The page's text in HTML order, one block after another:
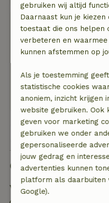
Patricia
14 juli 2023
Algemene beoordeling:
Natuur, rust & ruimte: 5/5
Prachtige
visstekken in de buurt
Bekijk alle 23
Goed om te weten
Verblijfdetails
gebruiken wij altijd
Daarnaast kun je
toestaat die ons helpen
verbeteren en
kunnen afstemmen op
Als je toestemming
statistische cookies
anoniem, inzicht krijgen
website gebruiken. Ook
geven voor marketing
gebruiken we onder
gepersonaliseerde
jouw gedrag en
advertenties kunnen
platform als daarbuiten
Google).